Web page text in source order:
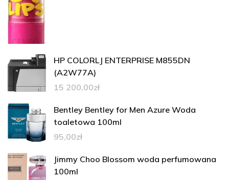
HP COLORLJ ENTERPRISE M855DN
(A2W77A)
15 200,00zł
Bentley Bentley for Men Azure Woda
toaletowa 100ml
95,00zł
Jimmy Choo Blossom woda perfumowana
100ml